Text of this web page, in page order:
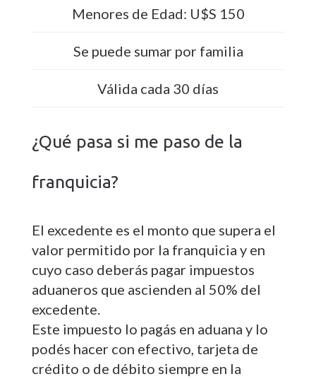
Menores de Edad: U$S 150
Se puede sumar por familia
Válida cada 30 días
¿Qué pasa si me paso de la
franquicia?
El excedente es el monto que supera el
valor permitido por la franquicia y en
cuyo caso deberás pagar impuestos
aduaneros que ascienden al 50% del
excedente.
Este impuesto lo pagás en aduana y lo
podés hacer con efectivo, tarjeta de
crédito o de débito siempre en la